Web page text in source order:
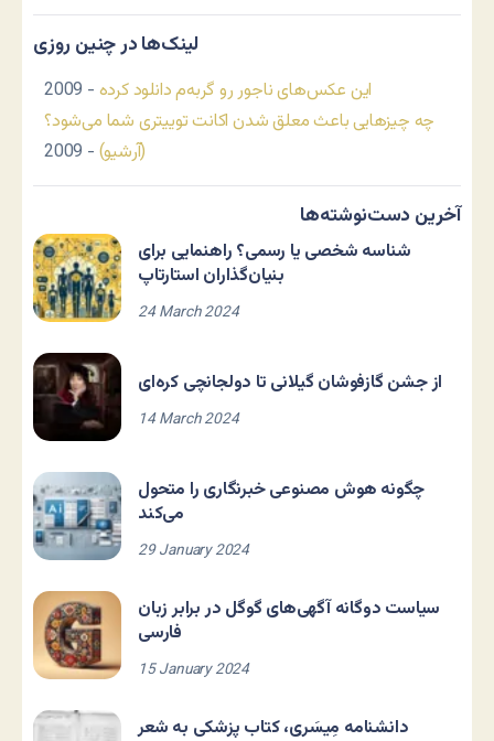
لینک‌ها در چنین روزی
این عکس‌های ناجور رو گربه‌م دانلود کرده - 2009
چه چیزهایی باعث معلق شدن اکانت توییتری شما می‌شود؟
(آرشیو) - 2009
آخرین دست‌نوشته‌ها
شناسه شخصی یا رسمی؟ راهنمایی برای
بنیان‌گذاران استارتاپ
24 March 2024
از جشن گازفوشان گیلانی تا دولجانچی کره‌ای
14 March 2024
چگونه هوش مصنوعی خبرنگاری را متحول
می‌کند
29 January 2024
سیاست دوگانه آگهی‌های گوگل در برابر زبان
فارسی
15 January 2024
دانشنامه مِیسَری، کتاب پزشکی به شعر